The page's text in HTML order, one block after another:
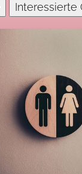
Interessierte